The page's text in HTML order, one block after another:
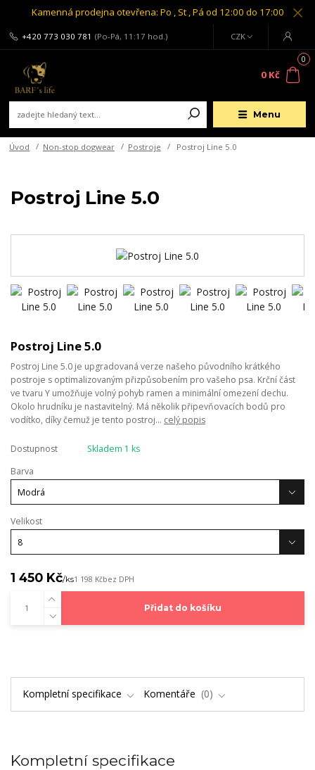
Kamenná prodejna otevřena: Po , St , Pá od 12:00 do 17:00
Menu
CZK
+420 773 030 781 (Po-Pá, 11:17 hod.)
0
0 Kč
Úvod Non-stop dogwear Postroje Postroj Line 5.0
Postroj Line 5.0
Postroj Line 5.0
Postroj Line 5.0 je upgradovaná verze našeho původního krátkého
postroje s optimalizovaným přizpůsobením pro vašeho psa. Krční část
ve tvaru Y umožňuje volný pohyb ramen a minimální omezení dechu.
Okolo hrudníku je nastavitelný. Má několik připevňovacích bodů pro
vodítko, díky čemuž je tento postroj... celý popis
Dostupnost
Skladem 1 ks
Barva
Velikost
1 450 Kč/ks1 198 Kčbez DPH
Přidat do košíku
Kompletní specifikace Komentáře 0
Kompletní specifikace